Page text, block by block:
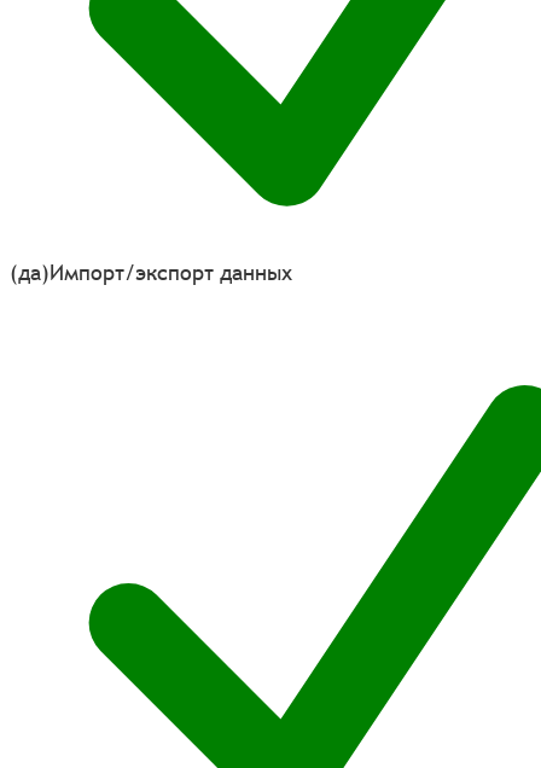
(да)Импорт/экспорт данных